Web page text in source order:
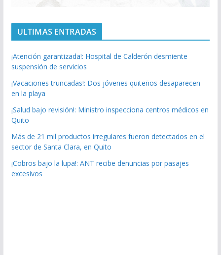
ULTIMAS ENTRADAS
¡Atención garantizada!: Hospital de Calderón desmiente
suspensión de servicios
¡Vacaciones truncadas!: Dos jóvenes quiteños desaparecen
en la playa
¡Salud bajo revisión!: Ministro inspecciona centros médicos en
Quito
Más de 21 mil productos irregulares fueron detectados en el
sector de Santa Clara, en Quito
¡Cobros bajo la lupa!: ANT recibe denuncias por pasajes
excesivos